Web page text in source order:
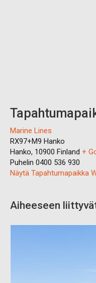
Marine Lines
RX97+M9 Hanko
Hanko, 10900 Finland +
Puhelin 0400 536 930
Näytä Tapahtumapaikka
Aiheeseen